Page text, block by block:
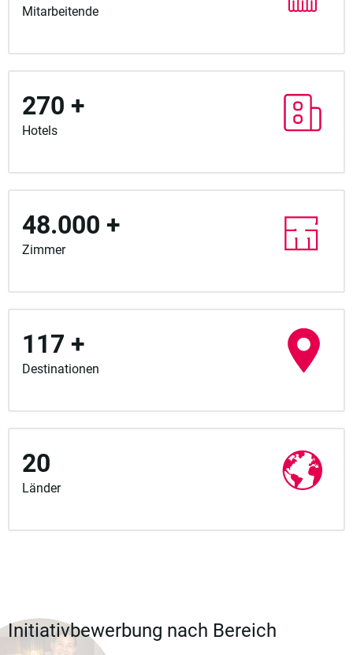
Mitarbeitende
270 +
Hotels
48.000 +
Zimmer
117 +
Destinationen
20
Länder
Initiativbewerbung nach Bereich